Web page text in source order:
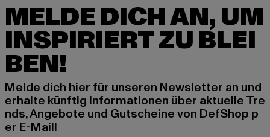
MELDE DICH AN, UM
INSPIRIERT ZU BLEI
BEN!
Melde dich hier für unseren Newsletter an und
erhalte künftig Informationen über aktuelle Tre
nds, Angebote und Gutscheine von DefShop p
er E-Mail!